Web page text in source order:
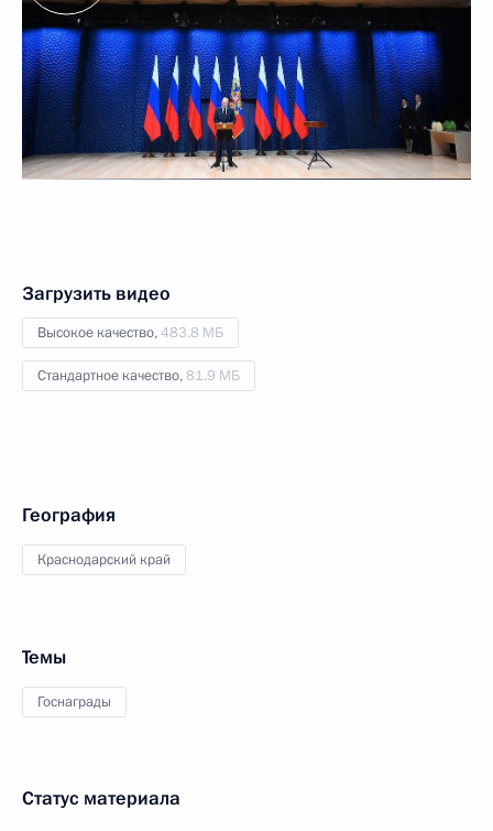
Загрузить видео
Высокое качество,483.8 МБ
Стандартное качество,81.9 МБ
География
Краснодарский край
Темы
Госнаграды
Статус материала